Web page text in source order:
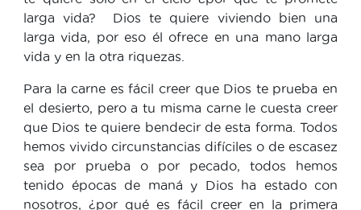
larga vida? Dios te quiere viviendo bien una
larga vida, por eso él ofrece en una mano larga
vida y en la otra riquezas.
Para la carne es fácil creer que Dios te prueba en
el desierto, pero a tu misma carne le cuesta creer
que Dios te quiere bendecir de esta forma. Todos
hemos vivido circunstancias difíciles o de escasez
sea por prueba o por pecado, todos hemos
tenido épocas de maná y Dios ha estado con
nosotros, ¿por qué es fácil creer en la primera